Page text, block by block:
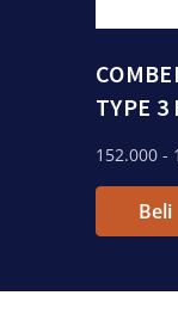
TYPE
152.000 -
Beli